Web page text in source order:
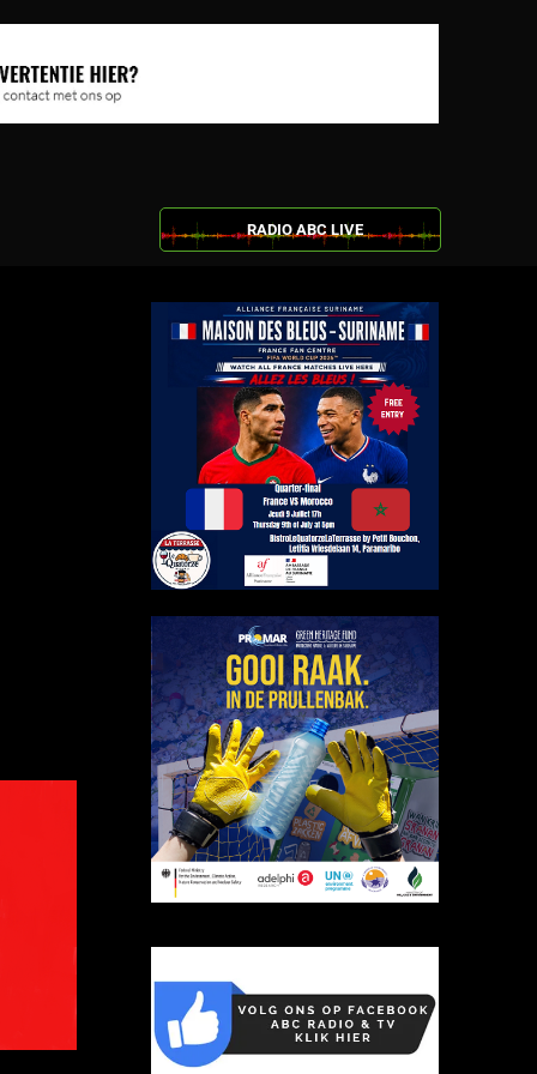
RADIO ABC LIVE